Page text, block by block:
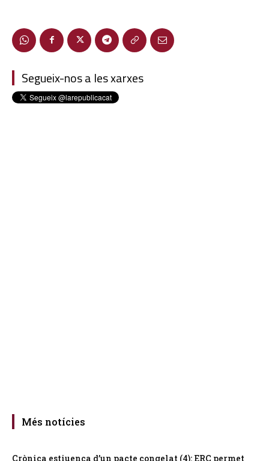
Segueix-nos a les xarxes
Més notícies
Crònica estiuenca d’un pacte congelat (4): ERC permet